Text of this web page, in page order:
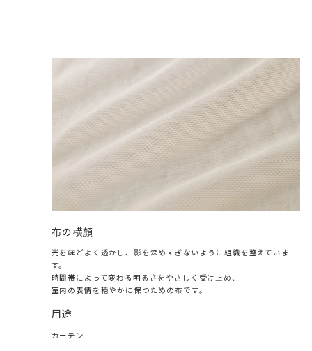
布の横顔
光をほどよく透かし、影を深めすぎないように組織を整えていま
す。
時間帯によって変わる明るさをやさしく受け止め、
室内の表情を穏やかに保つための布です。
用途
カーテン